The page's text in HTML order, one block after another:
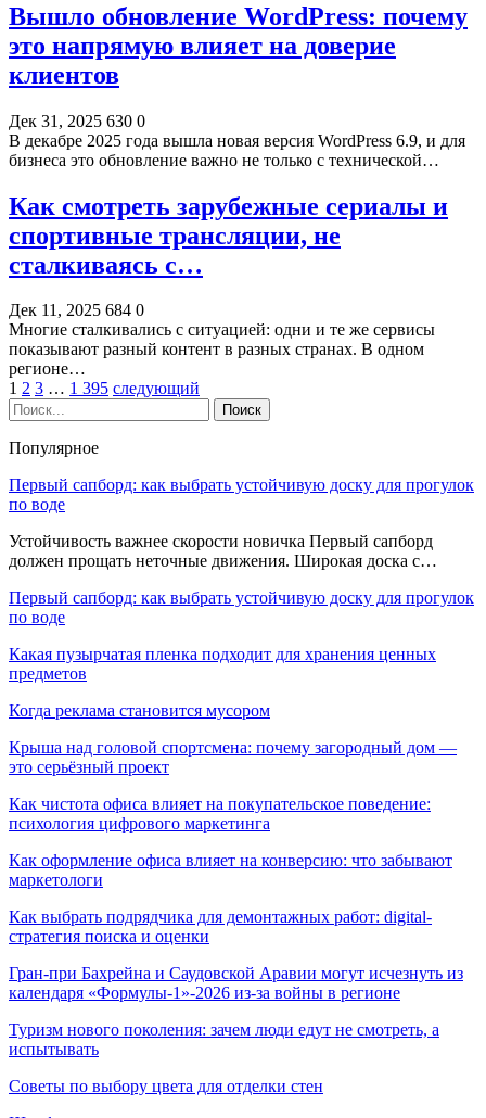
Вышло обновление WordPress: почему
это напрямую влияет на доверие
клиентов
Дек 31, 2025 630 0
В декабре 2025 года вышла новая версия WordPress 6.9, и для
бизнеса это обновление важно не только с технической…
Как смотреть зарубежные сериалы и
спортивные трансляции, не
сталкиваясь с…
Дек 11, 2025 684 0
Многие сталкивались с ситуацией: одни и те же сервисы
показывают разный контент в разных странах. В одном
регионе…
1 2 3 … 1 395 следующий
Популярное
Первый сапборд: как выбрать устойчивую доску для прогулок
по воде
Устойчивость важнее скорости новичка Первый сапборд
должен прощать неточные движения. Широкая доска с…
Первый сапборд: как выбрать устойчивую доску для прогулок
по воде
Какая пузырчатая пленка подходит для хранения ценных
предметов
Когда реклама становится мусором
Крыша над головой спортсмена: почему загородный дом —
это серьёзный проект
Как чистота офиса влияет на покупательское поведение:
психология цифрового маркетинга
Как оформление офиса влияет на конверсию: что забывают
маркетологи
Как выбрать подрядчика для демонтажных работ: digital-
стратегия поиска и оценки
Гран-при Бахрейна и Саудовской Аравии могут исчезнуть из
календаря «Формулы-1»-2026 из-за войны в регионе
Туризм нового поколения: зачем люди едут не смотреть, а
испытывать
Советы по выбору цвета для отделки стен